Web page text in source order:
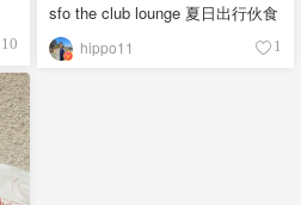
sfo the club lounge 夏日出行伙食
hippo11 1
10